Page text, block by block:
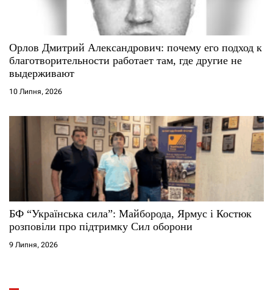
Орлов Дмитрий Александрович: почему его подход к
благотворительности работает там, где другие не
выдерживают
10 Липня, 2026
БФ “Українська сила”: Майборода, Ярмус і Костюк
розповіли про підтримку Сил оборони
9 Липня, 2026